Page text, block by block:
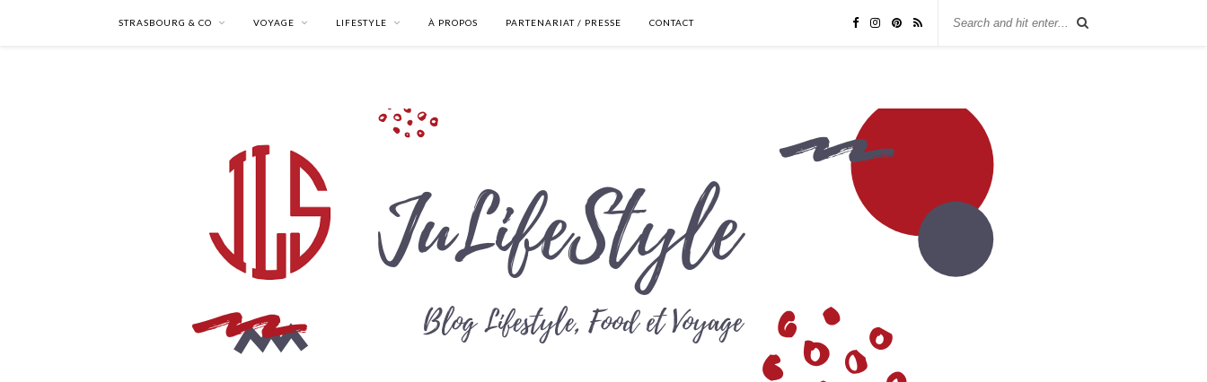
STRASBOURG & CO VOYAGE LIFESTYLE À PROPOS PARTENARIAT / PRESSE CONTACT